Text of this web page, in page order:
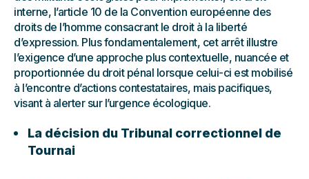
interne, l’article 10 de la Convention européenne des
droits de l’homme consacrant le droit à la liberté
d’expression. Plus fondamentalement, cet arrêt illustre
l’exigence d’une approche plus contextuelle, nuancée et
proportionnée du droit pénal lorsque celui-ci est mobilisé
à l’encontre d’actions contestataires, mais pacifiques,
visant à alerter sur l’urgence écologique.
La décision du Tribunal correctionnel de
Tournai